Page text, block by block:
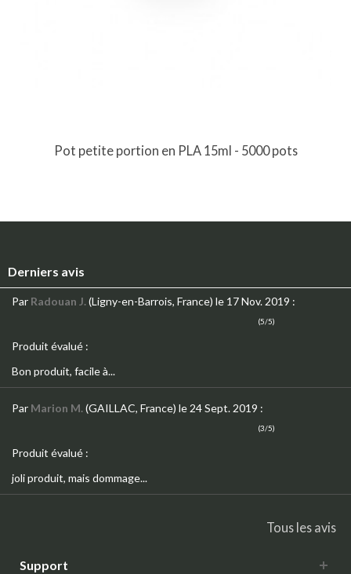
Pot petite portion en PLA 15ml - 5000 pots
Derniers avis
Par Radouan J.(Ligny-en-Barrois, France) le 17 Nov. 2019 :
(5/5)
Produit évalué :
Bon produit, facile à...
Par Marion M.(GAILLAC, France) le 24 Sept. 2019 :
(3/5)
Produit évalué :
joli produit, mais dommage...
Tous les avis
Support